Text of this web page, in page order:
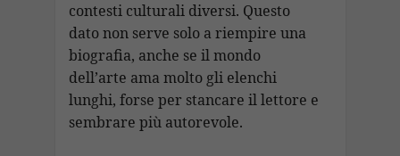
contesti culturali diversi. Questo
dato non serve solo a riempire una
biografia, anche se il mondo
dell’arte ama molto gli elenchi
lunghi, forse per stancare il lettore e
sembrare più autorevole.